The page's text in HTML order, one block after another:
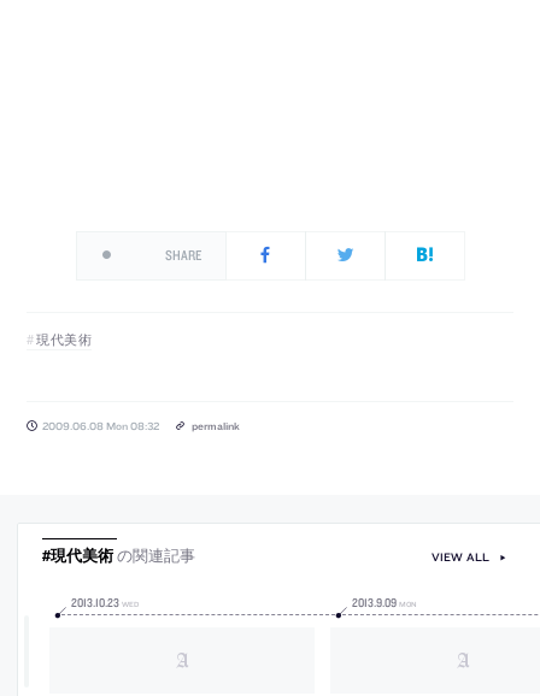
SHARE
現代美術
2009.06.08 Mon 08:32 permalink
#現代美術の関連記事
2013.10.23 WED 2013.9.09 MON
VIEW ALL